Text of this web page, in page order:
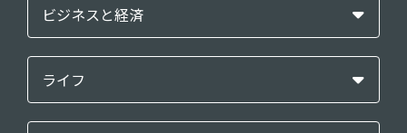
ビジネスと経済
ライフ